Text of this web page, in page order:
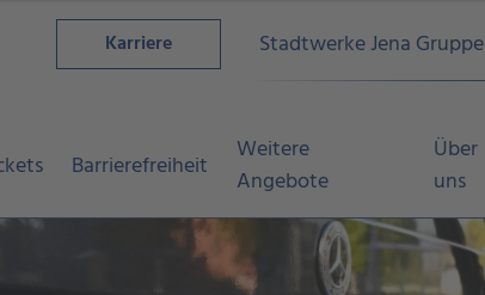
Karriere Stadtwerke Jena Gruppe
Barrierefreiheit
Weitere
Angebote
Über
uns